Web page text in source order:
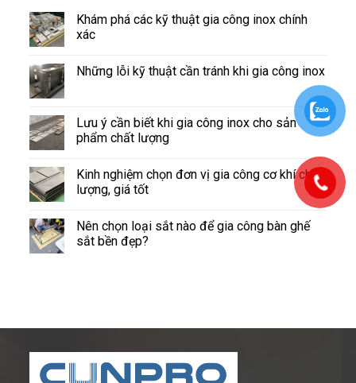
Khám phá các kỹ thuật gia công inox chính
xác
Những lỗi kỹ thuật cần tránh khi gia công inox
Lưu ý cần biết khi gia công inox cho sản
phẩm chất lượng
Kinh nghiệm chọn đơn vị gia công cơ khí chất
lượng, giá tốt
Nên chọn loại sắt nào để gia công bàn ghế
sắt bền đẹp?